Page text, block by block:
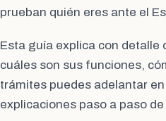
prueban quién eres ante el
Esta guía explica con detalle
cuáles son sus funciones,
trámites puedes adelantar
explicaciones paso a paso